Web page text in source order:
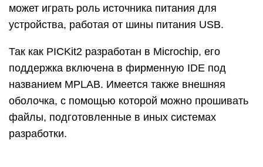
может играть роль источника питания для
устройства, работая от шины питания USB.
Так как PICKit2 разработан в Microchip, его
поддержка включена в фирменную IDE под
названием MPLAB. Имеется также внешняя
оболочка, с помощью которой можно прошивать
файлы, подготовленные в иных системах
разработки.